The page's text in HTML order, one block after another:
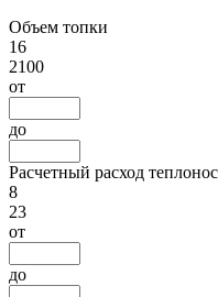
Объем топки
16
2100
от
до
Расчетный расход
8
23
от
до